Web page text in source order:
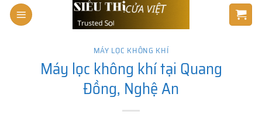
Skip
MÁY LỌC KHÔNG KHÍ
Máy lọc không khí tại Quang
Đồng, Nghệ An